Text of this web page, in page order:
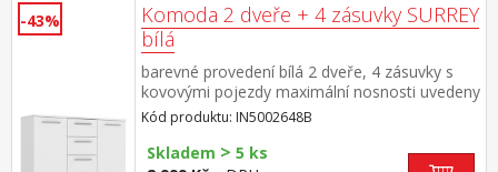
-43%
Komoda 2 dveře + 4 zásuvky SURREY
bílá
barevné provedení bílá 2 dveře, 4 zásuvky s
kovovými pojezdy maximální nosnosti uvedeny
v návodu k montáži
Kód produktu: IN5002648B
Skladem > 5 ks